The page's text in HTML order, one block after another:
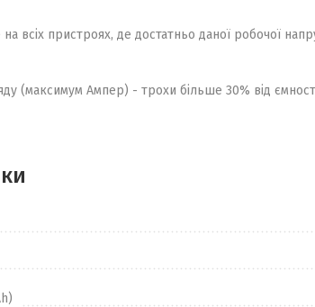
на всіх пристроях, де достатньо даної робочої
(максимум Ампер) - трохи більше 30% від